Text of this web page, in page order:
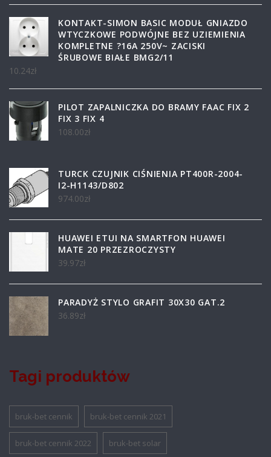
KONTAKT-SIMON BASIC MODUŁ GNIAZDO
WTYCZKOWE PODWÓJNE BEZ UZIEMIENIA
KOMPLETNE ?16A 250V~ ZACISKI
ŚRUBOWE BIAŁE BMG2/11
10.24zł
PILOT ZAPALNICZKA DO BRAMY FAAC FIX 2
FIX 3 FIX 4
108.00zł
TURCK CZUJNIK CIŚNIENIA PT400R-2004-
I2-H1143/D802
974.00zł
HUAWEI ETUI NA SMARTFON HUAWEI
MATE 20 PRZEZROCZYSTY
39.97zł
PARADYŻ STYLO GRAFIT 30X30 GAT.2
36.89zł
Tagi produktów
bruk-bet cennik bruk-bet cennik 2021
bruk-bet cennik 2022 bruk-bet solar